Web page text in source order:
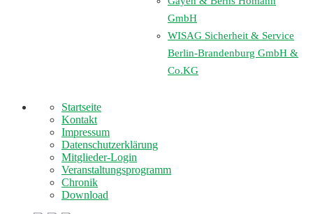
GmbH
WISAG Sicherheit & Service
Berlin-Brandenburg GmbH &
Co.KG
Startseite
Kontakt
Impressum
Datenschutzerklärung
Mitglieder-Login
Veranstaltungsprogramm
Chronik
Download